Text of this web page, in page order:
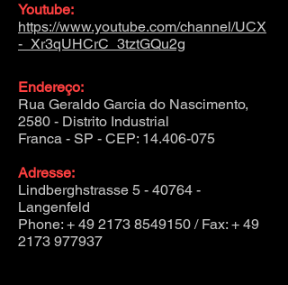
Youtube:
https://www.youtube.com/channel/UCX
-_Xr3qUHCrC_3tztGQu2g
Endereço:
Rua Geraldo Garcia do Nascimento,
2580 - Distrito Industrial
Franca - SP - CEP: 14.406-075
Adresse:
Lindberghstrasse 5 - 40764 -
Langenfeld
Phone: + 49 2173 8549150 / Fax: + 49
2173 977937